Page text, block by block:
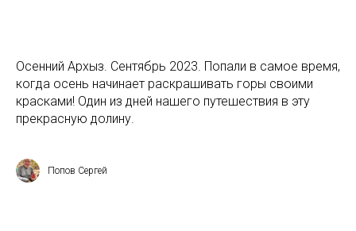
Осенний Архыз. Сентябрь 2023. Попали в самое время,
когда осень начинает раскрашивать горы своими
красками! Один из дней нашего путешествия в эту
прекрасную долину.
Попов Сергей